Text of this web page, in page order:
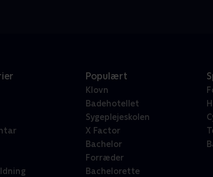
Populært
Klovn
Badehotellet
Sygeplejeskolen
X Factor
Bachelor
Forræder
Bachelorette